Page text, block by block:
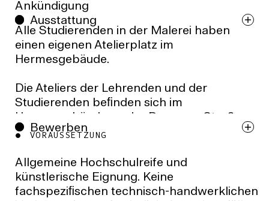
GRUNDSTUDIUM
Fachspezifische Grundlagen /
Atelierwochen / Nele Sander
Normal- und Atelierwochen / Prof. Tilo
Baumgärtel, Nele Sandner
HAUPTSTUDIUM
Einzel- und Gruppenkonsultationen in den
Normal- und Atelierwochen / Prof. Tilo
Baumgärtel, Nele Sandner
Ankündigung
Ausstattung
Alle Studierenden in der Malerei haben
einen eigenen Atelierplatz im
Hermesgebäude.
Die Ateliers der Lehrenden und der
Studierenden beﬁnden sich im
Hermesgebäude an der Dessauer Straße,
einem alten sanierten Fabrikbau, dessen
700 qm zur Verfügung steht. Im selben Haus
kann die Werkstatt für Maltechnik genutzt
werden.
Bewerben
VORAUSSETZUNG
Allgemeine Hochschulreife und
künstlerische Eignung. Keine
fachspeziﬁschen technisch-handwerklichen